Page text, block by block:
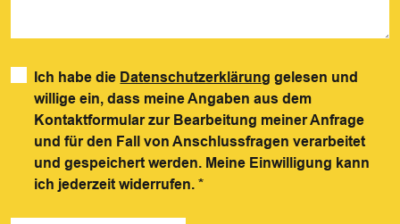
Ich habe die Datenschutzerklärung gelesen und
willige ein, dass meine Angaben aus dem
Kontaktformular zur Bearbeitung meiner Anfrage
und für den Fall von Anschlussfragen verarbeitet
und gespeichert werden. Meine Einwilligung kann
ich jederzeit widerrufen.*